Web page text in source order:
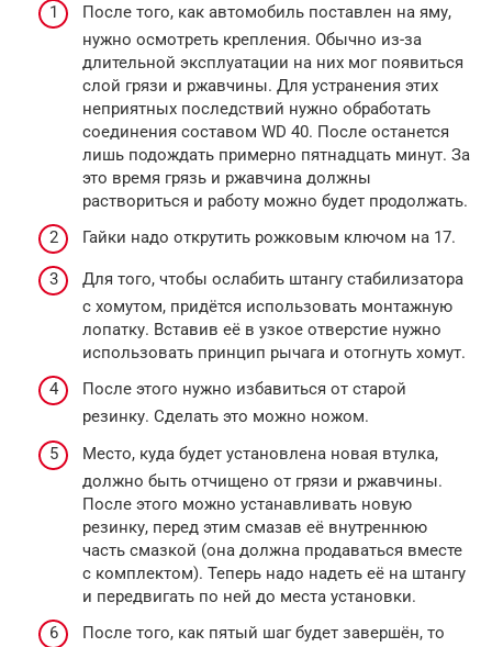
После того, как автомобиль поставлен на яму,
нужно осмотреть крепления. Обычно из-за
длительной эксплуатации на них мог появиться
слой грязи и ржавчины. Для устранения этих
неприятных последствий нужно обработать
соединения составом WD 40. После останется
лишь подождать примерно пятнадцать минут. За
это время грязь и ржавчина должны
раствориться и работу можно будет продолжать.
Гайки надо открутить рожковым ключом на 17.
Для того, чтобы ослабить штангу стабилизатора
с хомутом, придётся использовать монтажную
лопатку. Вставив её в узкое отверстие нужно
использовать принцип рычага и отогнуть хомут.
После этого нужно избавиться от старой
резинку. Сделать это можно ножом.
Место, куда будет установлена новая втулка,
должно быть отчищено от грязи и ржавчины.
После этого можно устанавливать новую
резинку, перед этим смазав её внутреннюю
часть смазкой (она должна продаваться вместе
с комплектом). Теперь надо надеть её на штангу
и передвигать по ней до места установки.
После того, как пятый шаг будет завершён, то